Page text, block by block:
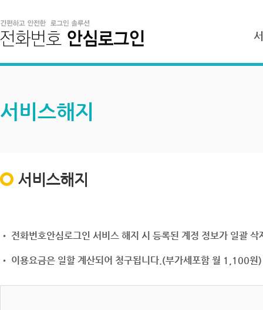
서비스해지
서비스해지
• 전화번호안심로그인 서비스 해지 시 등록된 계정 정보가 일괄
• 이용요금은 일할 계산되어 청구됩니다.(부가세포함 월 1,100원)